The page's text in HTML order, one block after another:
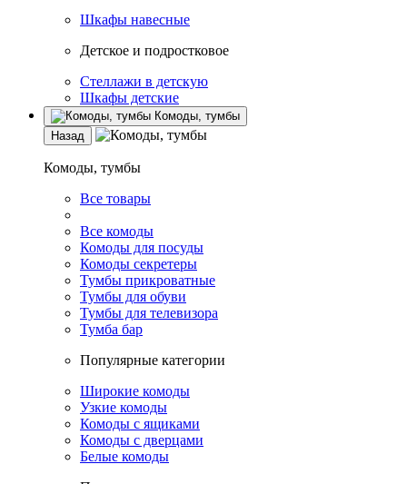
Шкафы навесные
Детское и подростковое
Стеллажи в детскую
Шкафы детские
Комоды, тумбы
Назад
Комоды, тумбы
Все товары
Все комоды
Комоды для посуды
Комоды секретеры
Тумбы прикроватные
Тумбы для обуви
Тумбы для телевизора
Тумба бар
Популярные категории
Широкие комоды
Узкие комоды
Комоды с ящиками
Комоды с дверцами
Белые комоды